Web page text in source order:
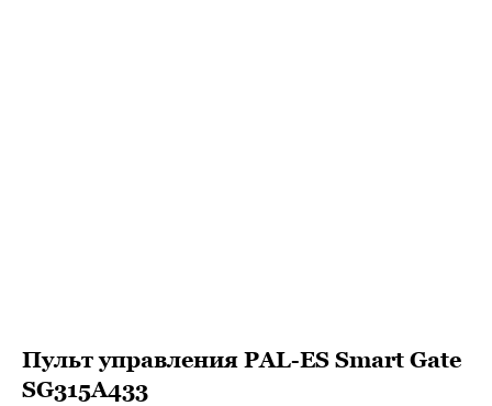
Пульт управления PAL-ES Smart Gate
SG315A433